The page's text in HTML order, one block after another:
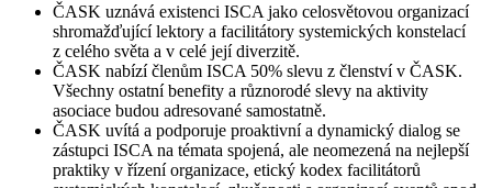
ČASK uznává existenci ISCA jako celosvětovou organizací
shromažďující lektory a facilitátory systemických konstelací
z celého světa a v celé její diverzitě.
ČASK nabízí členům ISCA 50% slevu z členství v ČASK.
Všechny ostatní benefity a různorodé slevy na aktivity
asociace budou adresované samostatně.
ČASK uvítá a podporuje proaktivní a dynamický dialog se
zástupci ISCA na témata spojená, ale neomezená na nejlepší
praktiky v řízení organizace, etický kodex facilitátorů